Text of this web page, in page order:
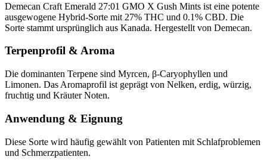
Demecan Craft Emerald 27:01 GMO X Gush Mints ist eine potente
ausgewogene Hybrid-Sorte mit 27% THC und 0.1% CBD. Die
Sorte stammt ursprünglich aus Kanada. Hergestellt von Demecan.
Terpenprofil & Aroma
Die dominanten Terpene sind Myrcen, β-Caryophyllen und
Limonen. Das Aromaprofil ist geprägt von Nelken, erdig, würzig,
fruchtig und Kräuter Noten.
Anwendung & Eignung
Diese Sorte wird häufig gewählt von Patienten mit Schlafproblemen
und Schmerzpatienten.